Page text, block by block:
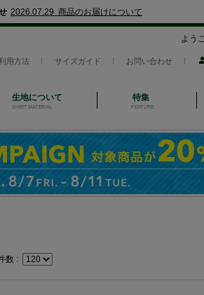
2026.07.29 商品のお届けについて
よう
用方法 サイズガイド お問い合わせ
生地について
SHIRT MATERIAL
特集
FEATURE
数 :